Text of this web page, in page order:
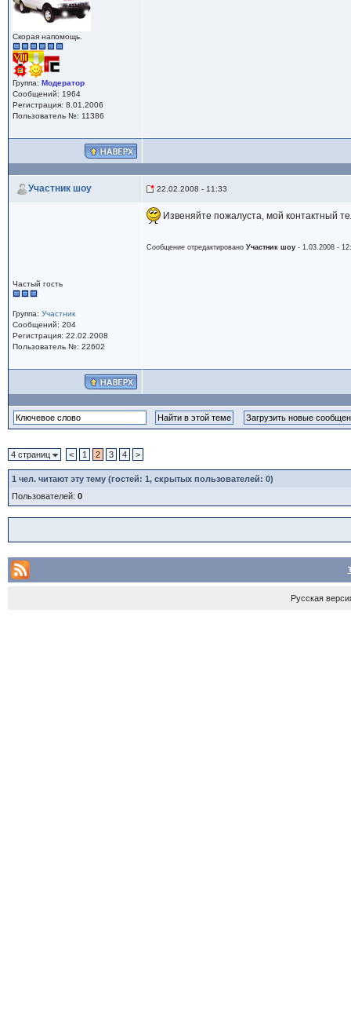
Скорая напомощь.
Группа: Модератор
Сообщений: 1964
Регистрация: 8.01.2006
Пользователь №: 11386
Участник шоу 22.02.2008 - 11:33
Частый гость
Группа: Участник
Сообщений: 204
Регистрация: 22.02.2008
Пользователь №: 22602
Извеняйте пожалуста, мой контактный
Сообщение отредактировано Участник шоу- 1.03.2008 -
4 страниц < 1 2 3 4 >
1 чел. читают эту тему (гостей: 1, скрытых пользователей: 0)
Пользователей: 0
Русская